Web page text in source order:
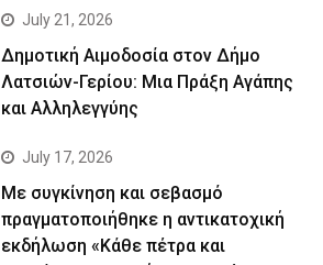
July 21, 2026
Δημοτική Αιμοδοσία στον Δήμο
Λατσιών-Γερίου: Μια Πράξη Αγάπης
και Αλληλεγγύης
July 17, 2026
Με συγκίνηση και σεβασμό
πραγματοποιήθηκε η αντικατοχική
εκδήλωση «Κάθε πέτρα και